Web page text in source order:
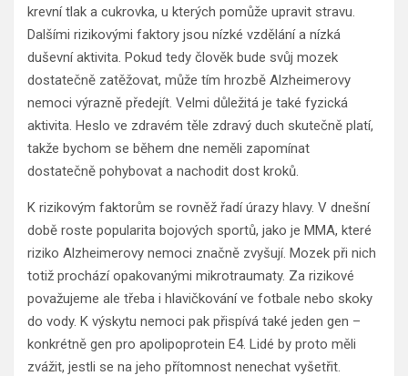
krevní tlak a cukrovka, u kterých pomůže upravit stravu.
Dalšími rizikovými faktory jsou nízké vzdělání a nízká
duševní aktivita. Pokud tedy člověk bude svůj mozek
dostatečně zatěžovat, může tím hrozbě Alzheimerovy
nemoci výrazně předejít. Velmi důležitá je také fyzická
aktivita. Heslo ve zdravém těle zdravý duch skutečně platí,
takže bychom se během dne neměli zapomínat
dostatečně pohybovat a nachodit dost kroků.
K rizikovým faktorům se rovněž řadí úrazy hlavy. V dnešní
době roste popularita bojových sportů, jako je MMA, které
riziko Alzheimerovy nemoci značně zvyšují. Mozek při nich
totiž prochází opakovanými mikrotraumaty. Za rizikové
považujeme ale třeba i hlavičkování ve fotbale nebo skoky
do vody. K výskytu nemoci pak přispívá také jeden gen –
konkrétně gen pro apolipoprotein E4. Lidé by proto měli
zvážit, jestli se na jeho přítomnost nenechat vyšetřit.